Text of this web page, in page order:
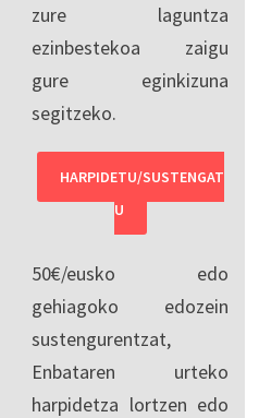
zure laguntza
ezinbestekoa zaigu
gure eginkizuna
segitzeko.
HARPIDETU/SUSTENGAT
U
50€/eusko edo
gehiagoko edozein
sustengurentzat,
Enbataren urteko
harpidetza lortzen edo